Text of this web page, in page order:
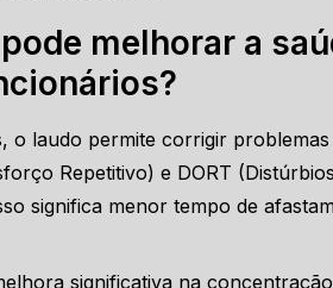
melhorar a
o laudo permite corrigir
Repetitivo) e DORT (Distúrbios
significa menor tempo de
significativa na